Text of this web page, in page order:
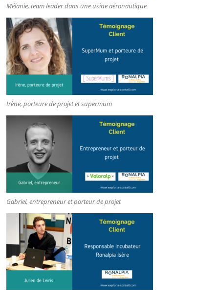
Mélanie, team leader dans une usine aéronautique
Irène, porteure de projet et supermum
Gabriel, entrepreneur et porteur de projet